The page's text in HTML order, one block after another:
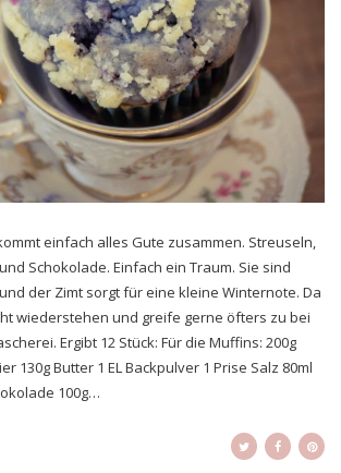
einfach alles Gute zusammen. Streuseln,
Schokolade. Einfach ein Traum. Sie sind
der Zimt sorgt für eine kleine Winternote. Da
wiederstehen und greife gerne öfters zu bei
Ergibt 12 Stück: Für die Muffins: 200g
130g Butter 1 EL Backpulver 1 Prise Salz 80ml
100g…